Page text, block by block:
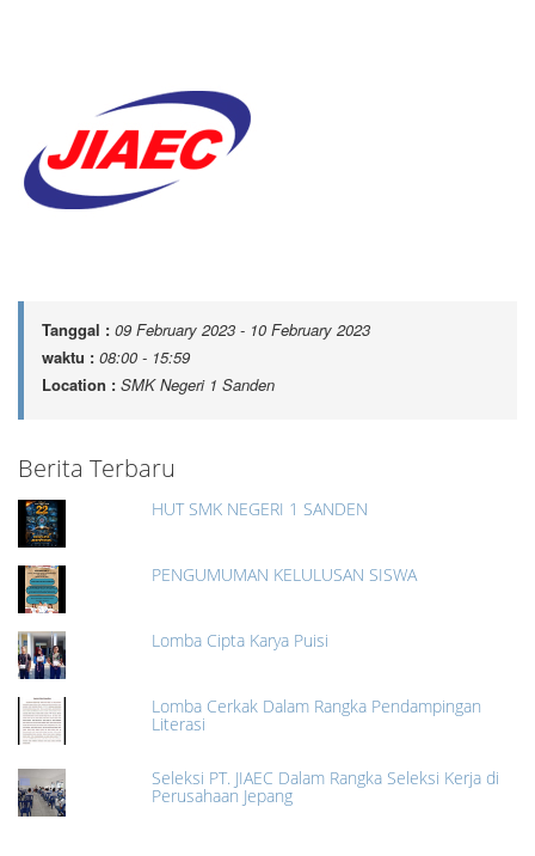
Tanggal : 09 February 2023 - 10 February 2023
waktu : 08:00 - 15:59
Location : SMK Negeri 1 Sanden
Berita Terbaru
HUT SMK NEGERI 1 SANDEN
PENGUMUMAN KELULUSAN SISWA
Lomba Cipta Karya Puisi
Lomba Cerkak Dalam Rangka Pendampingan
Literasi
Seleksi PT. JIAEC Dalam Rangka Seleksi Kerja di
Perusahaan Jepang